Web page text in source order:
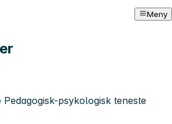
Meny
psykologisk teneste